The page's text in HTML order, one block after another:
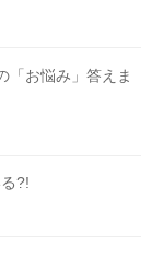
「お悩み」答えま
?!